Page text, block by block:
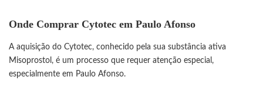
Onde Comprar Cytotec em Paulo Afonso
A aquisição do Cytotec, conhecido pela sua substância ativa
Misoprostol, é um processo que requer atenção especial,
especialmente em Paulo Afonso.